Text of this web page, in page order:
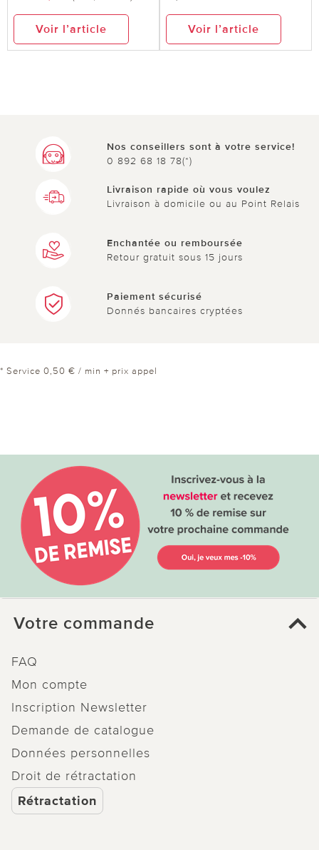
Voir l’article Voir l’article
Nos conseillers sont à votre service!
0 892 68 18 78(*)
Livraison rapide où vous voulez
Livraison à domicile ou au Point Relais
Enchantée ou remboursée
Retour gratuit sous 15 jours
Paiement sécurisé
Donnés bancaires cryptées
* Service 0,50 € / min + prix appel
Votre commande
FAQ
Mon compte
Inscription Newsletter
Demande de catalogue
Données personnelles
Droit de rétractation
Rétractation